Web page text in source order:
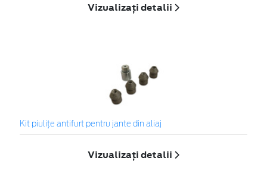
Vizualizați detalii
Kit piuliţe antifurt pentru jante din aliaj
Vizualizați detalii